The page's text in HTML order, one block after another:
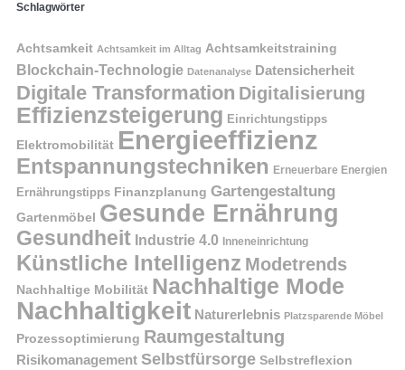
Schlagwörter
Achtsamkeit Achtsamkeit im Alltag Achtsamkeitstraining
Blockchain-Technologie Datenanalyse Datensicherheit
Digitale Transformation Digitalisierung
Effizienzsteigerung Einrichtungstipps
Elektromobilität Energieeffizienz
Entspannungstechniken Erneuerbare Energien
Ernährungstipps Finanzplanung Gartengestaltung
Gartenmöbel Gesunde Ernährung
Gesundheit Industrie 4.0 Inneneinrichtung
Künstliche Intelligenz Modetrends
Nachhaltige Mobilität Nachhaltige Mode
Nachhaltigkeit Naturerlebnis Platzsparende Möbel
Prozessoptimierung Raumgestaltung
Risikomanagement Selbstfürsorge Selbstreflexion